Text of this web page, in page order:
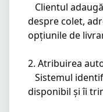
despre colet,
opțiunile de
2. Atribuirea
disponibil și îi